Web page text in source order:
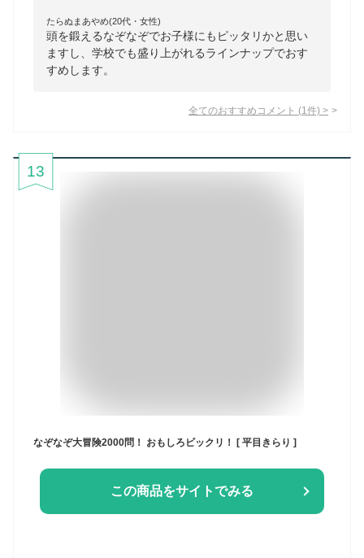
たらぬまあやめ(20代・女性)
頭を鍛えるなぞなぞでお子様にもピッタリかと思い
ますし、学校でも盛り上がれるラインナップでおす
すめします。
全てのおすすめコメント (1 件) >
13
なぞなぞ大冒険2000問！ おもしろビックリ！ [ 平目きらり ]
この商品をサイトでみる